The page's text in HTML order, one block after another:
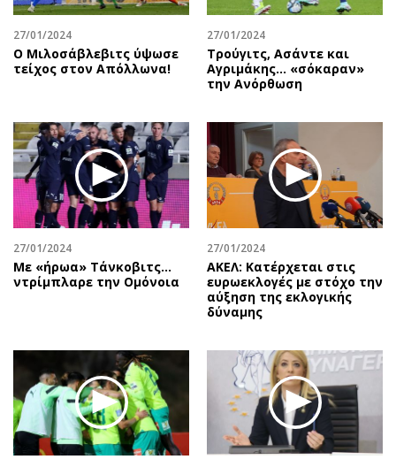
Money Review
AstroBank Properties
Trends
Ναυτιλία
Περιβάλλον
Ελλάδα
Κόσμος
Παράξενα
Πολιτισμός
Σινεμά
Εικαστικά
Βιβλίο
Χειρόγραφα
Πρόσωπα
Περιβάλλον
Good Life
Γυναίκα
Showbiz
Ταξίδια
Συνταγές
Έξοδος
Media
Εκπομπές
Wine routes
Podcasts
Uncut
Προσφορές
Προσωπικότητες στην ''Κ''
Επιστολές
27/01/2024
Ο Μιλοσάβλεβιτς ύψωσε
τείχος στον Απόλλωνα!
27/01/2024
Τρούγιτς, Ασάντε και
Αγριμάκης… «σόκαραν»
την Ανόρθωση
27/01/2024
Με «ήρωα» Τάνκοβιτς…
ντρίμπλαρε την Ομόνοια
27/01/2024
ΑΚΕΛ: Κατέρχεται στις
ευρωεκλογές με στόχο την
αύξηση της εκλογικής
δύναμης